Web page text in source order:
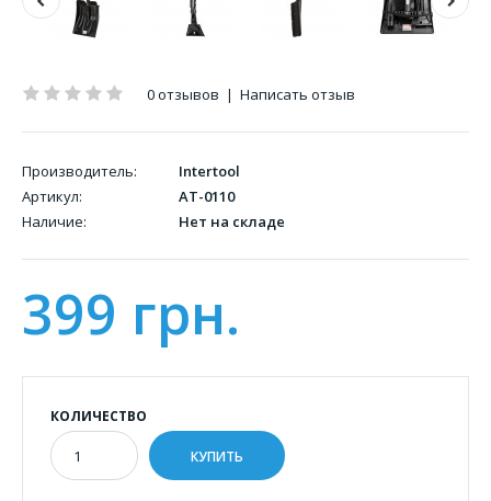
0 отзывов | Написать отзыв
Производитель:
Intertool
Артикул:
AT-0110
Наличие:
Нет на складе
399 грн.
КОЛИЧЕСТВО